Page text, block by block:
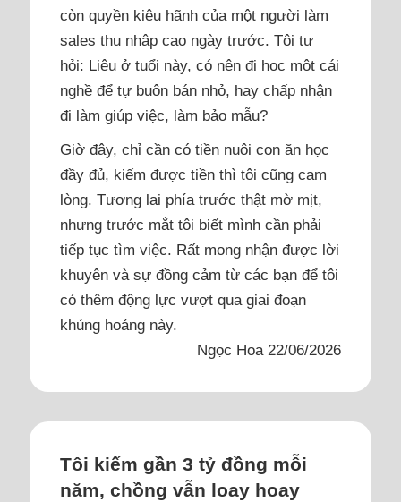
còn quyền kiêu hãnh của một người làm
sales thu nhập cao ngày trước. Tôi tự
hỏi: Liệu ở tuổi này, có nên đi học một cái
nghề để tự buôn bán nhỏ, hay chấp nhận
đi làm giúp việc, làm bảo mẫu?
Giờ đây, chỉ cần có tiền nuôi con ăn học
đầy đủ, kiếm được tiền thì tôi cũng cam
lòng. Tương lai phía trước thật mờ mịt,
nhưng trước mắt tôi biết mình cần phải
tiếp tục tìm việc. Rất mong nhận được lời
khuyên và sự đồng cảm từ các bạn để tôi
có thêm động lực vượt qua giai đoạn
khủng hoảng này.
Ngọc Hoa 22/06/2026
Tôi kiếm gần 3 tỷ đồng mỗi
năm, chồng vẫn loay hoay